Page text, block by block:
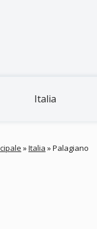
Italia
»Italia »Palagiano